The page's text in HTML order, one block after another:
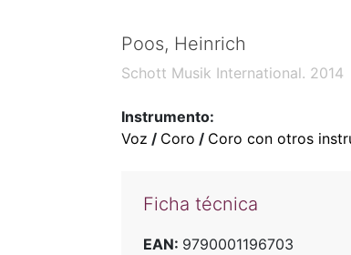
Poos, Heinrich
Schott Musik International. 2014
Instrumento:
Voz / Coro / Coro con otros
Ficha técnica
EAN: 9790001196703